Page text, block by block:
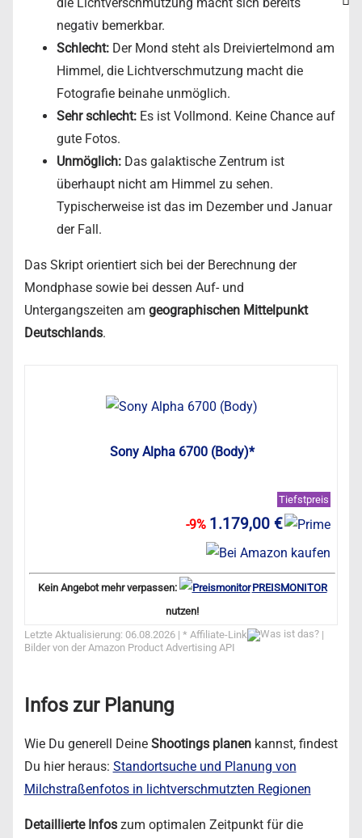
negativ bemerkbar.
Schlecht:Der Mond steht als Dreiviertelmond am
Himmel, die Lichtverschmutzung macht die
Fotografie beinahe unmöglich.
Sehr schlecht:Es ist Vollmond. Keine Chance auf
gute Fotos.
Unmöglich:Das galaktische Zentrum ist
überhaupt nicht am Himmel zu sehen.
Typischerweise ist das im Dezember und Januar
der Fall.
Das Skript orientiert sich bei der Berechnung der
Mondphase sowie bei dessen Auf- und
Untergangszeiten am geographischen Mittelpunkt
Deutschlands.
Sony Alpha 6700 (Body)*
Tiefstpreis
-9% 1.179,00 €
Kein Angebot mehr verpassen:
PREISMONITOR
nutzen!
Letzte Aktualisierung: 06.08.2026 | * Affiliate-Link
|
Bilder von der Amazon Product Advertising API
Infos zur Planung
Wie Du generell Deine Shootings planenkannst, findest
Du hier heraus: Standortsuche und Planung von
Milchstraßenfotos in lichtverschmutzten Regionen
Detaillierte Infoszum optimalen Zeitpunkt für die